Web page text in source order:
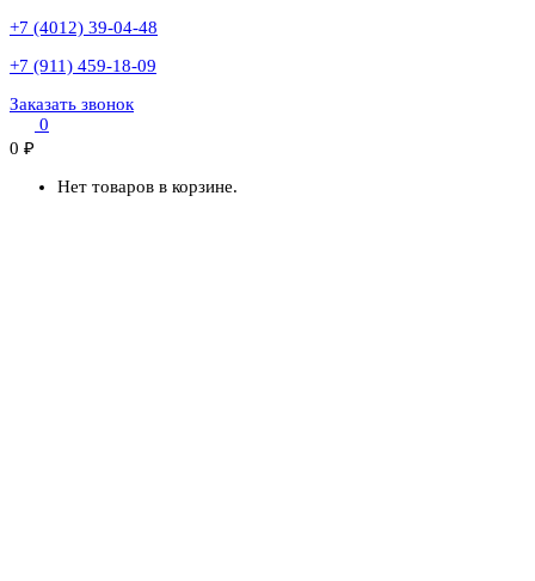
+7 (4012) 39-04-48
+7 (911) 459-18-09
Заказать звонок
0
0 ₽
Нет товаров в корзине.